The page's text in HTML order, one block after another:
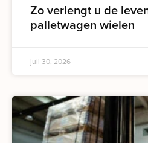
Zo verlengt u de
palletwagen wielen
juli 30, 2026